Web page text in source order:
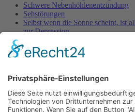
Schwere Nebenhöhlenentzündung
Sehstörungen
Selbst wenn die Sonne scheint, ist
zur Depression
Tendovaginitis stenosans
Tennisellenbogen
Vertigo - Schwindel nach HWS-
Viel zu Fett